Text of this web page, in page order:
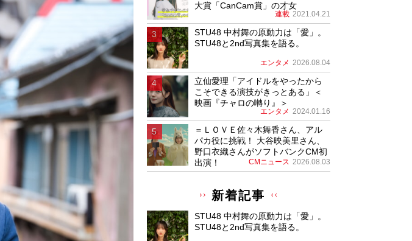
大賞「CanCam賞」の才女
連載 2021.04.21
STU48 中村舞の原動力は「愛」。
STU48と2nd写真集を語る。
エンタメ 2026.08.04
立仙愛理「アイドルをやったから
こそできる演技がきっとある」＜
映画『チャロの囀り』＞
エンタメ 2024.01.16
＝ＬＯＶＥ佐々木舞香さん、アル
パカ役に挑戦！ 大谷映美里さん、
野口衣織さんがソフトバンクCM初
出演！
CMニュース 2026.08.03
新着記事
STU48 中村舞の原動力は「愛」。
STU48と2nd写真集を語る。